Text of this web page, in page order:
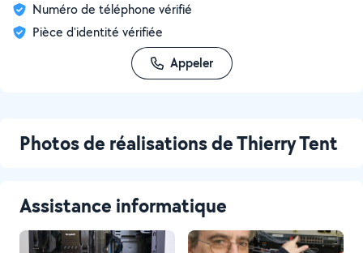
Numéro de téléphone vérifié
Pièce d'identité vérifiée
Appeler
Photos de réalisations de Thierry Tent
Assistance informatique